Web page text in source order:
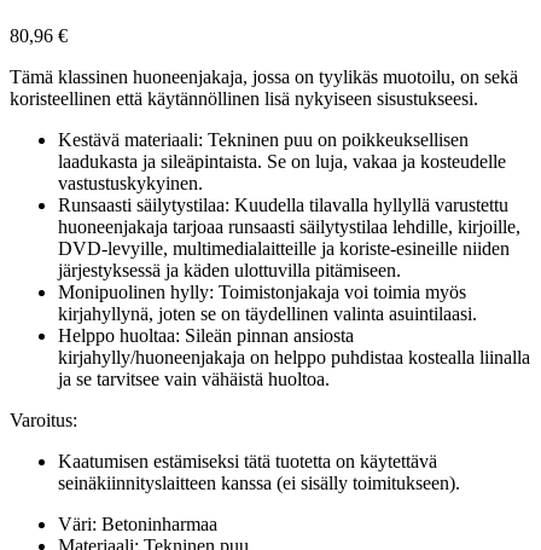
80,96 €
Tämä klassinen huoneenjakaja, jossa on tyylikäs muotoilu, on sekä
koristeellinen että käytännöllinen lisä nykyiseen sisustukseesi.
Kestävä materiaali: Tekninen puu on poikkeuksellisen
laadukasta ja sileäpintaista. Se on luja, vakaa ja kosteudelle
vastustuskykyinen.
Runsaasti säilytystilaa: Kuudella tilavalla hyllyllä varustettu
huoneenjakaja tarjoaa runsaasti säilytystilaa lehdille, kirjoille,
DVD-levyille, multimedialaitteille ja koriste-esineille niiden
järjestyksessä ja käden ulottuvilla pitämiseen.
Monipuolinen hylly: Toimistonjakaja voi toimia myös
kirjahyllynä, joten se on täydellinen valinta asuintilaasi.
Helppo huoltaa: Sileän pinnan ansiosta
kirjahylly/huoneenjakaja on helppo puhdistaa kostealla liinalla
ja se tarvitsee vain vähäistä huoltoa.
Varoitus:
Kaatumisen estämiseksi tätä tuotetta on käytettävä
seinäkiinnityslaitteen kanssa (ei sisälly toimitukseen).
Väri: Betoninharmaa